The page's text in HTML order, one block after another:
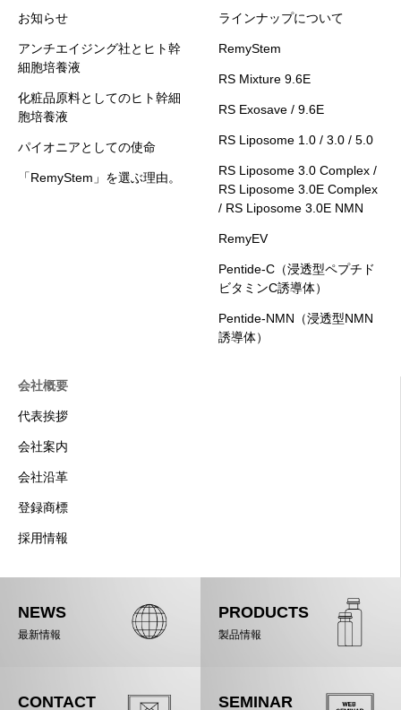
お知らせ
アンチエイジング社とヒト幹
細胞培養液
化粧品原料としてのヒト幹細
胞培養液
パイオニアとしての使命
「RemyStem」を選ぶ理由。
ラインナップについて
RemyStem
RS Mixture 9.6E
RS Exosave / 9.6E
RS Liposome 1.0 / 3.0 / 5.0
RS Liposome 3.0 Complex /
RS Liposome 3.0E Complex
/ RS Liposome 3.0E NMN
RemyEV
Pentide-C（浸透型ペプチド
ビタミンC誘導体）
Pentide-NMN（浸透型NMN
誘導体）
会社概要
代表挨拶
会社案内
会社沿革
登録商標
採用情報
NEWS
最新情報
PRODUCTS
製品情報
CONTACT SEMINAR